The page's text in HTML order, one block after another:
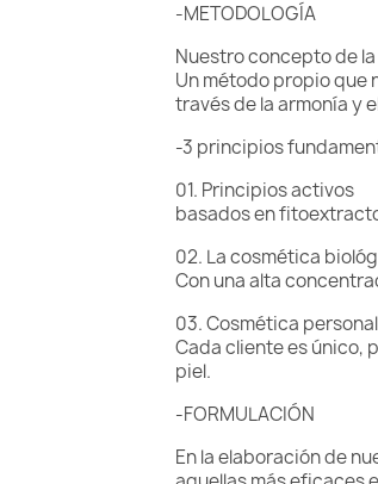
-METODOLOGÍA
Nuestro concepto de
Un método propio que
través de la armonía y
-3 principios
01. Principios activos
basados en
02. La cosmética
Con una alta
03. Cosmética
Cada cliente es único,
piel.
-FORMULACIÓN
En la elaboración de